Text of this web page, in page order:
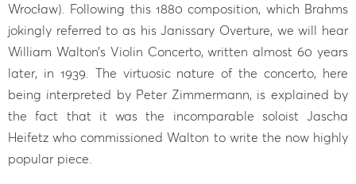
Wrocław). Following this 1880 composition, which Brahms
jokingly referred to as his Janissary Overture, we will hear
William Walton’s Violin Concerto, written almost 60 years
later, in 1939. The virtuosic nature of the concerto, here
being interpreted by Peter Zimmermann, is explained by
the fact that it was the incomparable soloist Jascha
Heifetz who commissioned Walton to write the now highly
popular piece.